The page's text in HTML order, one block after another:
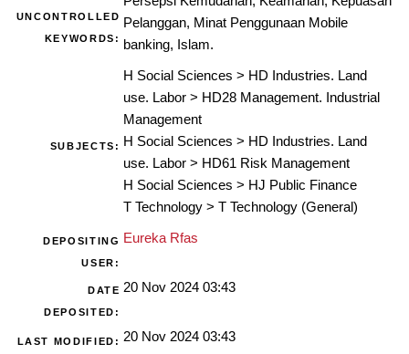
UNCONTROLLED
KEYWORDS:
Pelanggan, Minat Penggunaan Mobile
banking, Islam.
SUBJECTS:
H Social Sciences > HD Industries. Land
use. Labor> HD28 Management. Industrial
Management
H Social Sciences > HD Industries. Land
use. Labor> HD61 Risk Management
H Social Sciences > HJ Public Finance
T Technology> T Technology (General)
DEPOSITING
USER:
Eureka Rfas
DATE
DEPOSITED:
20 Nov 2024 03:43
LAST MODIFIED: 20 Nov 2024 03:43